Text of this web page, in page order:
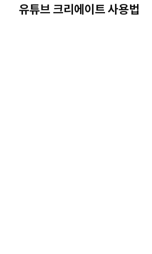
유튜브 크리에이트 사용법